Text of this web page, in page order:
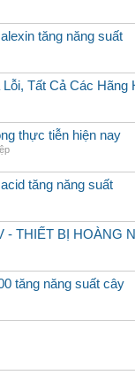
tăng năng suất
Tất Cả Các Hãng
thực tiễn hiện nay
tăng năng suất
- THIẾT BỊ HOÀNG
tăng năng suất cây